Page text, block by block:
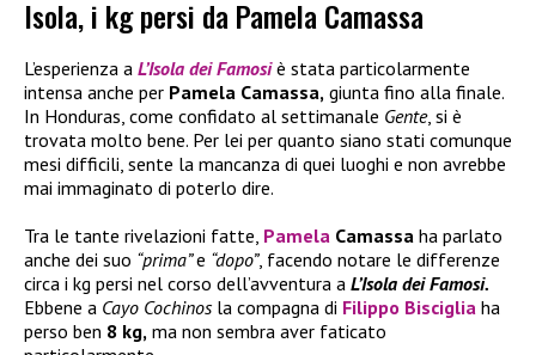
Isola, i kg persi da Pamela Camassa
L’esperienza a L’Isola dei Famosi è stata particolarmente
intensa anche per Pamela Camassa, giunta fino alla finale.
In Honduras, come confidato al settimanale Gente, si è
trovata molto bene. Per lei per quanto siano stati comunque
mesi difficili, sente la mancanza di quei luoghi e non avrebbe
mai immaginato di poterlo dire.
Tra le tante rivelazioni fatte, Pamela Camassa ha parlato
anche dei suo “prima”e “dopo”, facendo notare le differenze
circa i kg persi nel corso dell’avventura a L’Isola dei Famosi.
Ebbene a Cayo Cochinosla compagna di Filippo Bisciglia ha
perso ben 8 kg, ma non sembra aver faticato